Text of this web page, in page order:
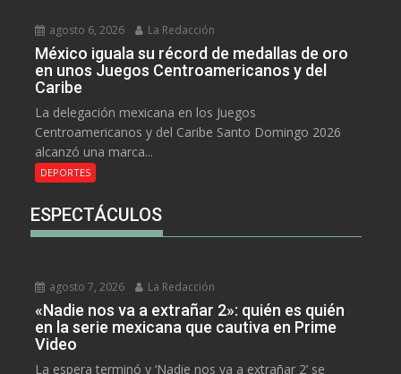
agosto 6, 2026 La Redacción
México iguala su récord de medallas de oro
en unos Juegos Centroamericanos y del
Caribe
La delegación mexicana en los Juegos
Centroamericanos y del Caribe Santo Domingo 2026
alcanzó una marca...
DEPORTES
ESPECTÁCULOS
agosto 7, 2026 La Redacción
«Nadie nos va a extrañar 2»: quién es quién
en la serie mexicana que cautiva en Prime
Video
La espera terminó y ‘Nadie nos va a extrañar 2’ se